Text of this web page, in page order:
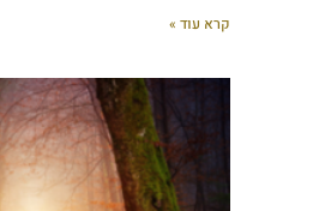
קרא עוד »